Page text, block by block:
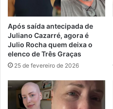
Após saída antecipada de
Juliano Cazarré, agora é
Julio Rocha quem deixa o
elenco de Três Graças
25 de fevereiro de 2026